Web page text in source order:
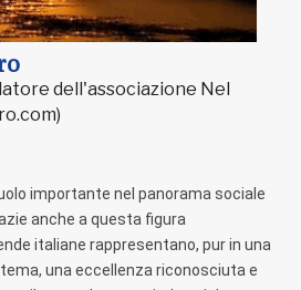
dell'associazione Nel
importante nel panorama sociale
anche a questa figura
italiane rappresentano, pur in una
una eccellenza riconosciuta e